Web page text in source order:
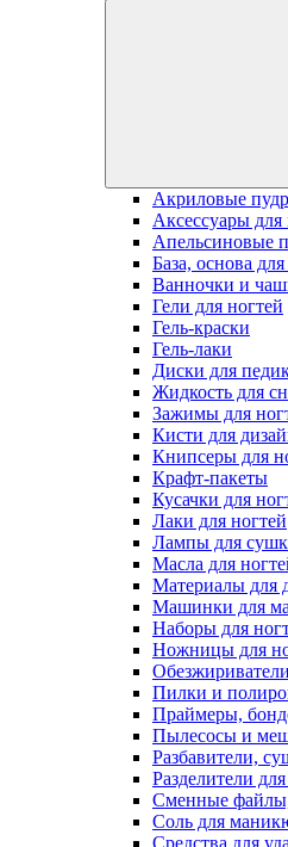
Акриловые
Аксессуары
Апельсиновые
База, основа для
Ванночки и
Гели для ногтей
Гель-краски
Гель-лаки
Диски для
Жидкость для
Зажимы для
Кисти для
Книпсеры для
Крафт-пакеты
Кусачки для
Лаки для ногтей
Лампы для
Масла для
Материалы для
Машинки для
Наборы для
Ножницы для
Пилки и
Праймеры,
Пылесосы и
Разбавители,
Разделители
Сменные
Соль для